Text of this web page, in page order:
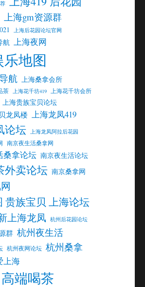
上海gm资源群
上海后花园论坛官网
航 上海夜网
乐地图
航 上海桑拿会所
茶 上海花千坊419 上海花千坊会所
上海贵族宝贝论坛
龙凤楼 上海龙凤419
论坛 上海龙凤阿拉后花园
南京夜生活桑拿网
桑拿论坛 南京夜生活论坛
外卖论坛 南京桑拿网
贵族宝贝 上海论坛
上海龙凤 杭州后花园论坛
群 杭州夜生活
杭州夜网论坛 杭州桑拿
上海
端喝茶